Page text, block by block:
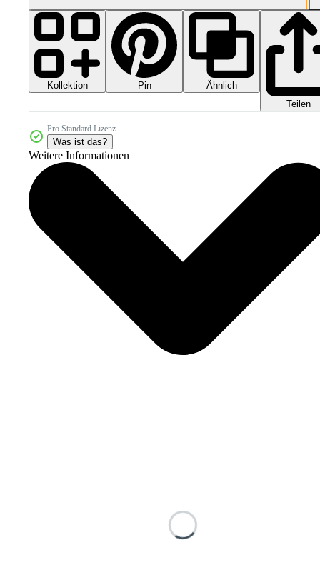
Kollektion Pin
Ähnlich
Teilen
Pro Standard Lizenz
Was ist das?
Weitere Informationen